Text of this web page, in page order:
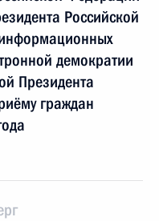
Российской
демократии
Президента
граждан